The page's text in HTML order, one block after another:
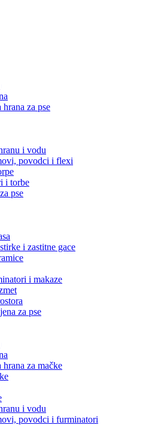
za pse
i vodu
povodci i flexi
i torbe
pse
i zastitne gace
i makaze
za pse
za mačke
i vodu
povodci i furminatori